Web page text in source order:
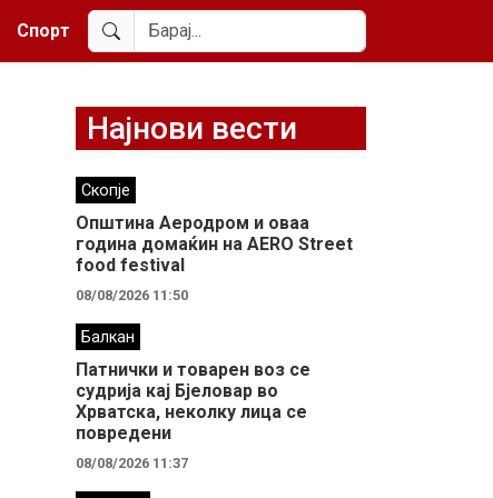
Спорт
Најнови вести
Скопје
Општина Аеродром и оваа
година домаќин на AERO Street
food festival
08/08/2026 11:50
Балкан
Патнички и товарен воз се
судрија кај Бјеловар во
Хрватска, неколку лица се
повредени
08/08/2026 11:37